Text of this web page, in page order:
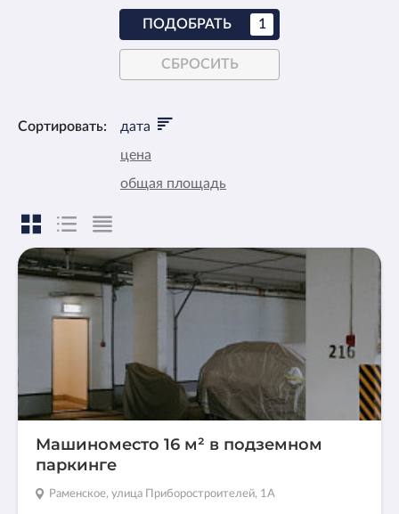
ПОДОБРАТЬ 1
СБРОСИТЬ
Сортировать:
дата
цена
общая площадь
Машиноместо 16 м² в подземном
паркинге
Раменское, улица Приборостроителей, 1А